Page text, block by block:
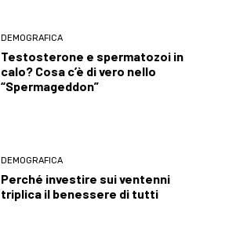
DEMOGRAFICA
Testosterone e spermatozoi in
calo? Cosa c’è di vero nello
“Spermageddon”
DEMOGRAFICA
Perché investire sui ventenni
triplica il benessere di tutti